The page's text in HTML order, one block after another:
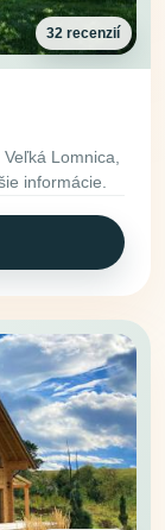
32 recenzií
Lomnica,
informácie.